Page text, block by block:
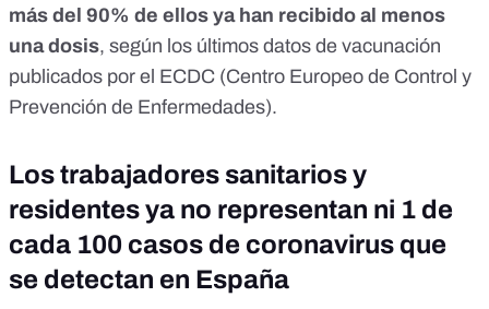
más del 90% de ellos ya han recibido al menos
una dosis, según los últimos datos de vacunación
publicados por el ECDC (Centro Europeo de Control y
Prevención de Enfermedades).
Los trabajadores sanitarios y
residentes ya no representan ni 1 de
cada 100 casos de coronavirus que
se detectan en España